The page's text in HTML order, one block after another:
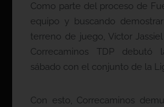
Como parte del proceso de
equipo y buscando
terreno de juego, Víctor
Correcaminos TDP
sábado con el conjunto de la
Con esto, Correcaminos